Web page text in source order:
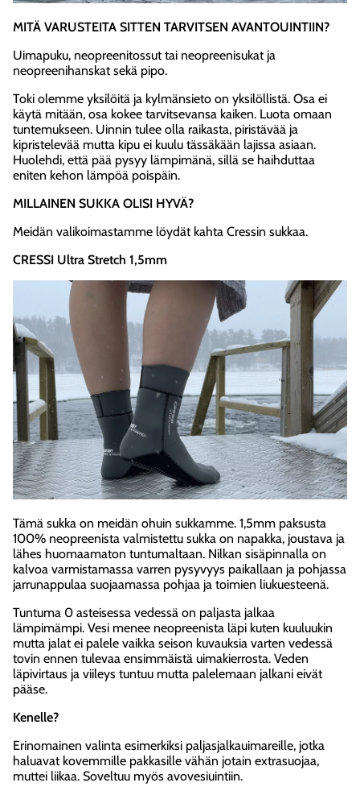
MITÄ VARUSTEITA SITTEN TARVITSEN AVANTOUINTIIN?
Uimapuku, neopreenitossut tai neopreenisukat ja
neopreenihanskat sekä pipo.
Toki olemme yksilöitä ja kylmänsieto on yksilöllistä. Osa ei
käytä mitään, osa kokee tarvitsevansa kaiken. Luota omaan
tuntemukseen. Uinnin tulee olla raikasta, piristävää ja
kipristelevää mutta kipu ei kuulu tässäkään lajissa asiaan.
Huolehdi, että pää pysyy lämpimänä, sillä se haihduttaa
eniten kehon lämpöä poispäin.
MILLAINEN SUKKA OLISI HYVÄ?
Meidän valikoimastamme löydät kahta Cressin sukkaa.
CRESSI Ultra Stretch 1,5mm
Tämä sukka on meidän ohuin sukkamme. 1,5mm paksusta
100% neopreenista valmistettu sukka on napakka, joustava ja
lähes huomaamaton tuntumaltaan. Nilkan sisäpinnalla on
kalvoa varmistamassa varren pysyvyys paikallaan ja pohjassa
jarrunappulaa suojaamassa pohjaa ja toimien liukuesteenä.
Tuntuma 0 asteisessa vedessä on paljasta jalkaa
lämpimämpi. Vesi menee neopreenista läpi kuten kuuluukin
mutta jalat ei palele vaikka seison kuvauksia varten vedessä
tovin ennen tulevaa ensimmäistä uimakierrosta. Veden
läpivirtaus ja viileys tuntuu mutta palelemaan jalkani eivät
pääse.
Kenelle?
Erinomainen valinta esimerkiksi paljasjalkauimareille, jotka
haluavat kovemmille pakkasille vähän jotain extrasuojaa,
muttei liikaa. Soveltuu myös avovesiuintiin.